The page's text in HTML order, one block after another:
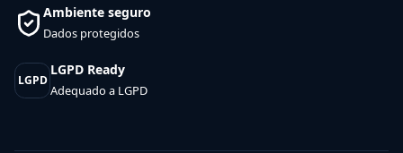
Ambiente seguro
Dados protegidos
LGPD
LGPD Ready
Adequado a LGPD